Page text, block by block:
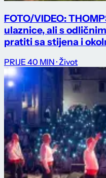
FOTO/VIDEO:
ulaznice, ali s
pratiti sa stijena i
PRIJE 40 MIN · Život